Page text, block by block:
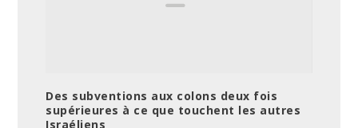
Des subventions aux colons deux fois
supérieures à ce que touchent les autres
Israéliens